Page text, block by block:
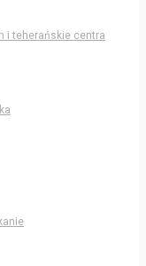
i teherańskie centra